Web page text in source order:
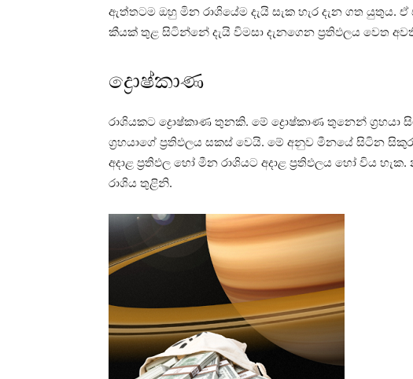
ඇත්තටම ඔහු මින රාශියේම දැයි සැක හැර දැන ගත යුතුය. ඒ
කීයක්‌ තුළ සිටින්නේ දැයි විමසා දැනගෙන ප්‍රතිඵලය වෙත
ද්‍රොෂ්කාණ
රාශියකට ‌ද්‍රොෂ්කාණ තුනකි. මේ ද්‍රොෂ්කාණ තුනෙන් ග්‍රහයා
ග්‍රහයාගේ ප්‍රතිඵලය සකස්‌ වෙයි. මේ අනුව මීනයේ සිටින
අදාළ ප්‍රතිඵල හෝ මීන රාශියට අදාළ ප්‍රතිඵලය හෝ විය
රාශිය තුළිනි.